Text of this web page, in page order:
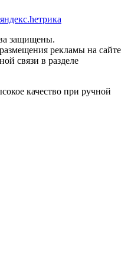
защищены.
рекламы на сайте
связи в разделе
качество при ручной